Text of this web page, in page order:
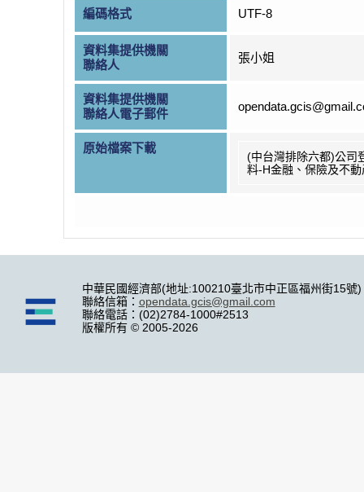
編碼格式 UTF-8
資料集提供機關
聯絡人
張小姐
資料集提供機關
聯絡人電子郵件
原始檔案下載
(中台灣排除六都)公司
料-H金融、保險及不動
中華民國經濟部(地址:100210臺北市中正區福州街15號)
聯絡信箱： opendata.gcis@gmail.com
聯絡電話：(02)2784-1000#2513
版權所有 © 2005-2026